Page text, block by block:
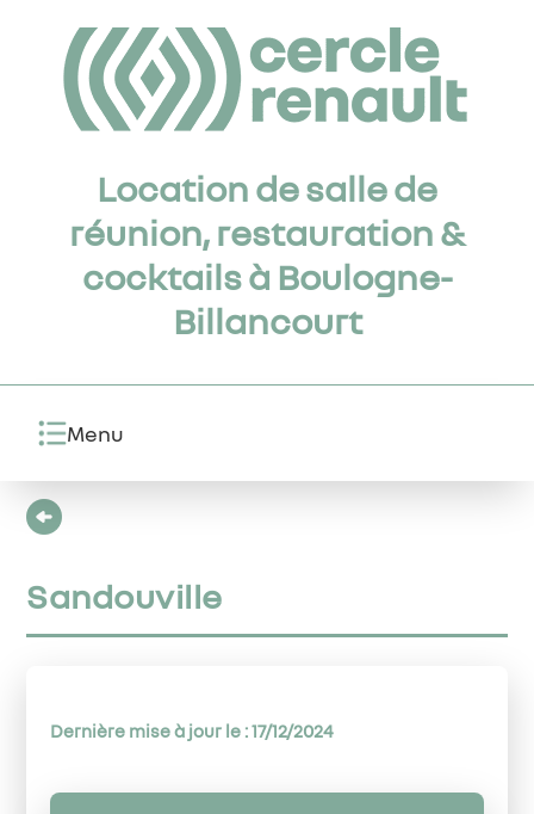
Location de salle de
réunion, restauration &
cocktails à Boulogne-
Billancourt
Menu
Sandouville
Dernière mise à jour le : 17/12/2024